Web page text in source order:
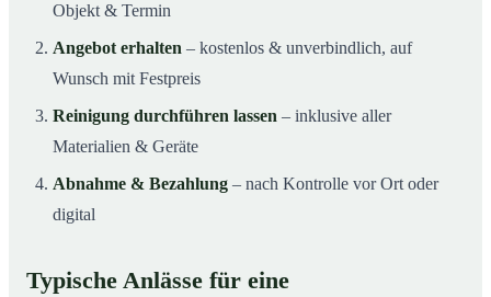
Objekt & Termin
Angebot erhalten – kostenlos & unverbindlich, auf
Wunsch mit Festpreis
Reinigung durchführen lassen – inklusive aller
Materialien & Geräte
Abnahme & Bezahlung – nach Kontrolle vor Ort oder
digital
Typische Anlässe für eine